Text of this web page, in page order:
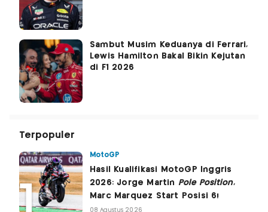
Sambut Musim Keduanya di Ferrari,
Lewis Hamilton Bakal Bikin Kejutan
di F1 2026
Terpopuler
MotoGP
Hasil Kualifikasi MotoGP Inggris
2026: Jorge Martin Pole Position,
Marc Marquez Start Posisi 6!
08 Agustus 2026